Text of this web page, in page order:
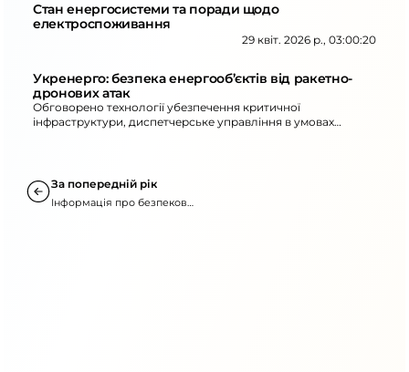
Стан енергосистеми та поради щодо
електроспоживання
29 квіт. 2026 р., 03:00:20
Укренерго: безпека енергооб’єктів від ракетно-
дронових атак
Обговорено технології убезпечення критичної
інфраструктури, диспетчерське управління в умовах
За попередній рік
Інформація про безпекову